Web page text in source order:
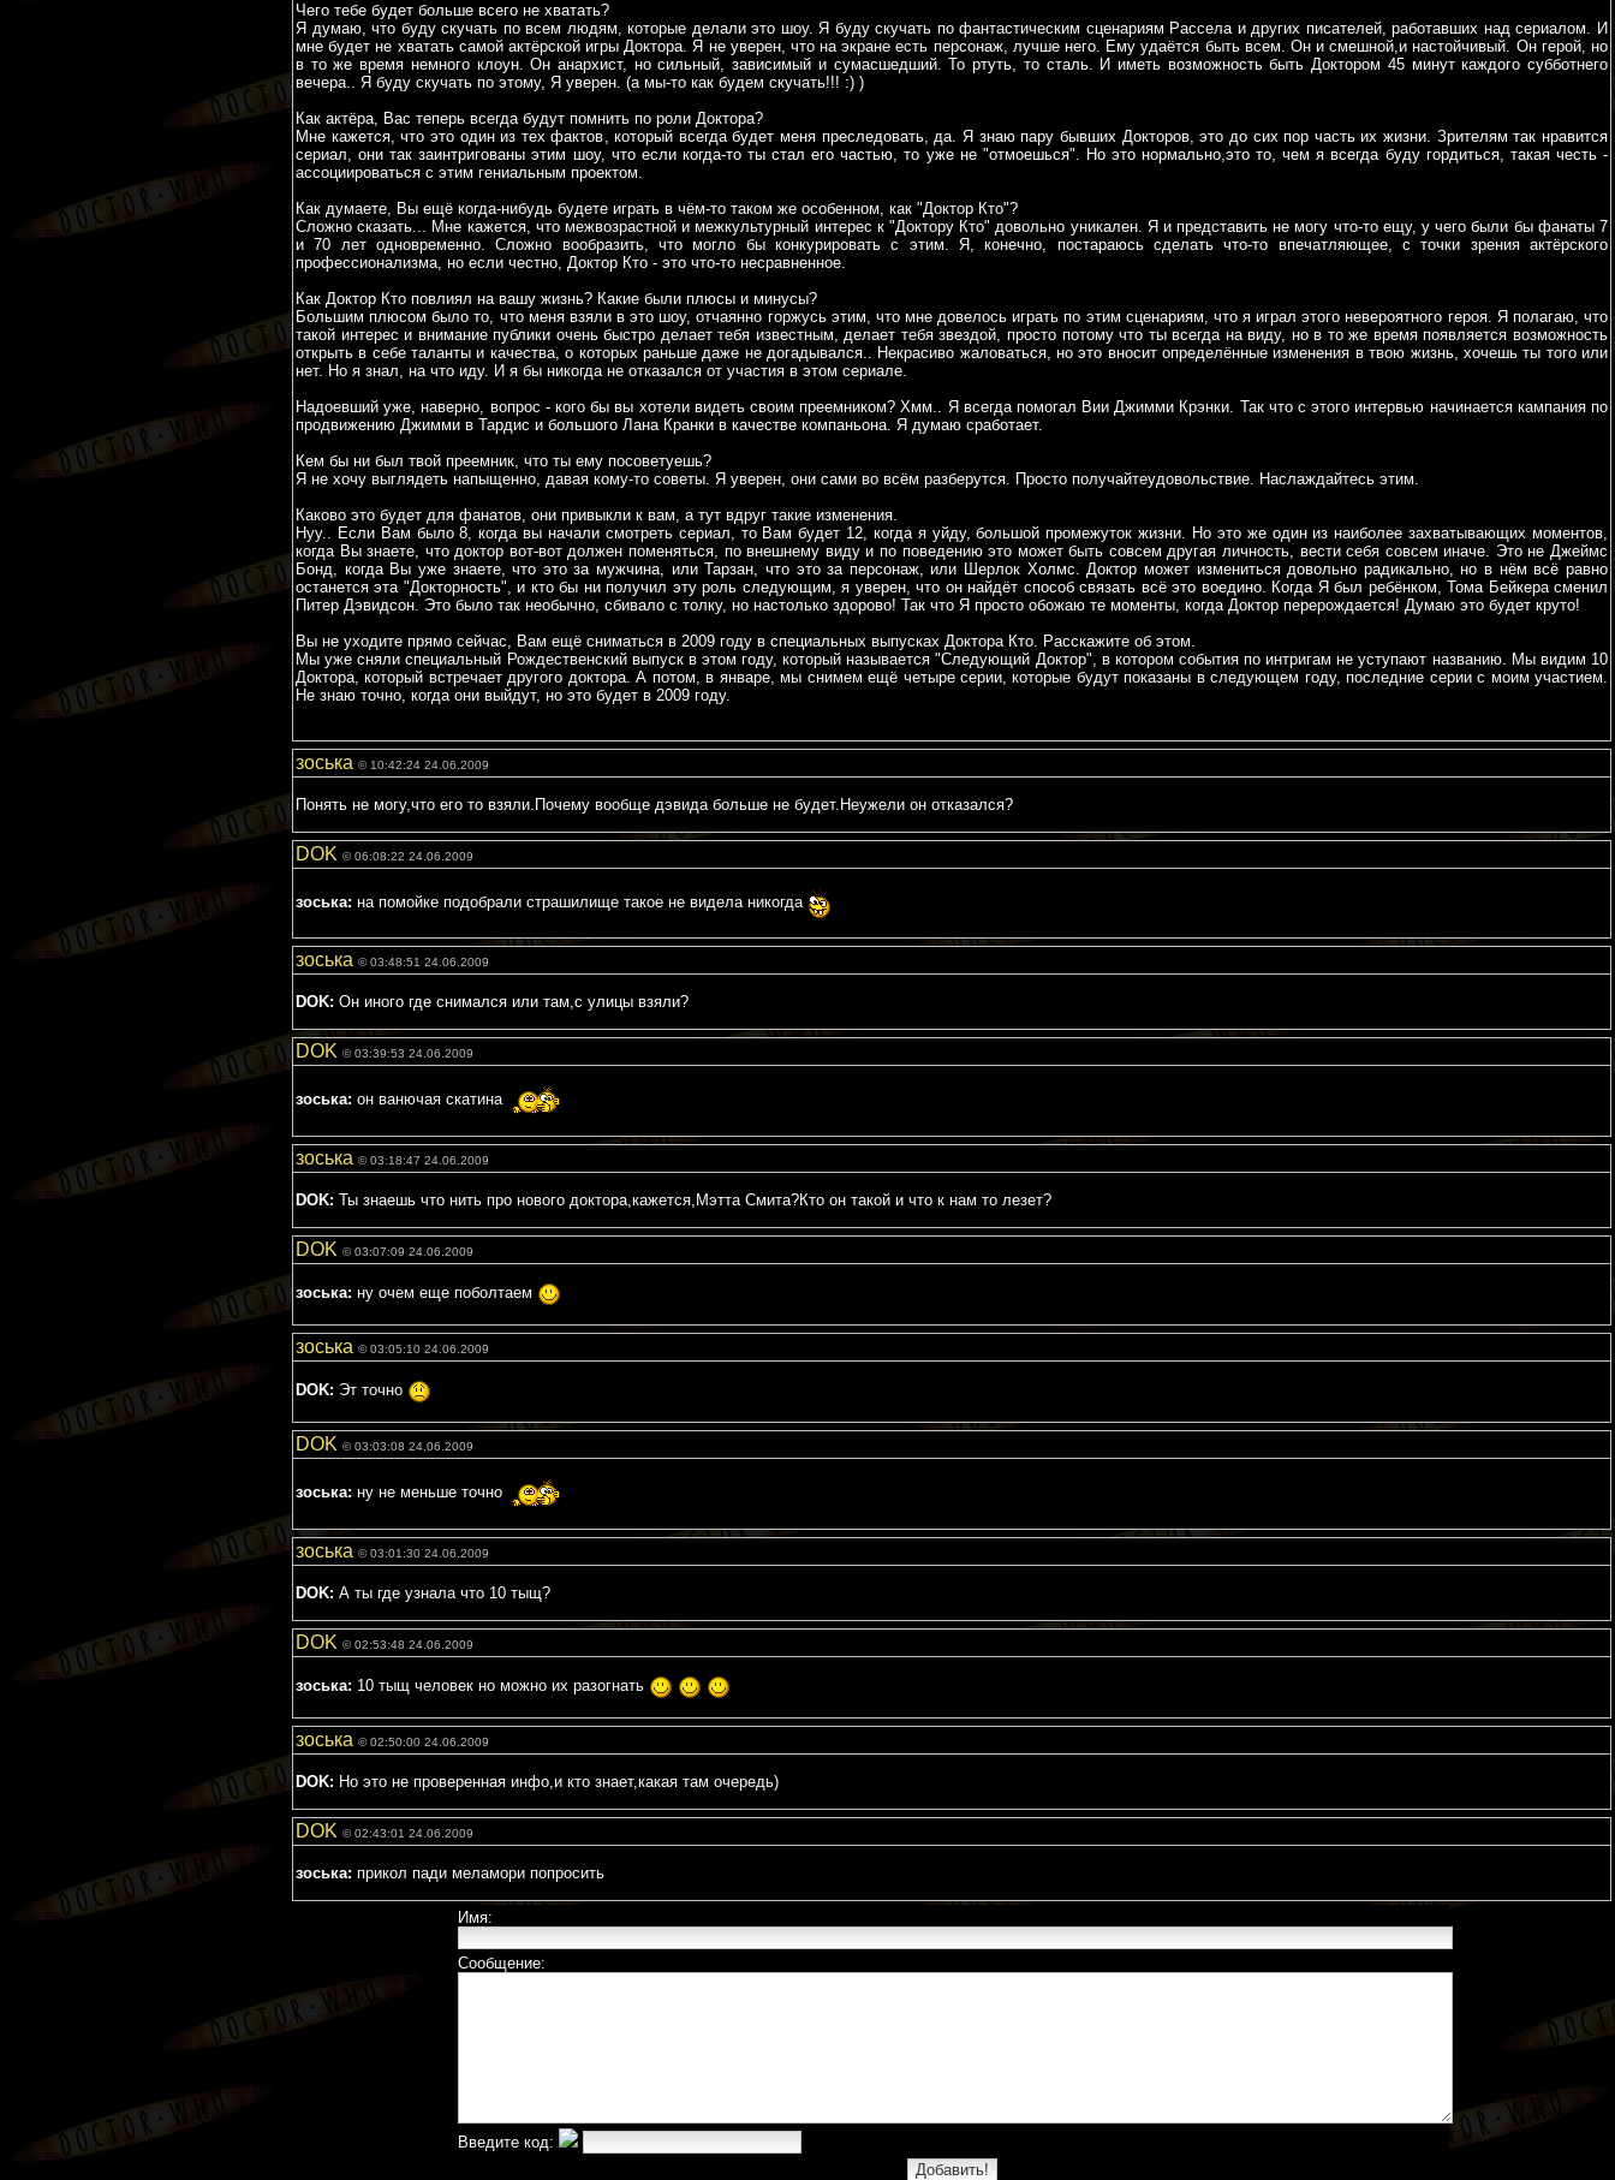
Чего тебе будет больше всего не хватать?
Я думаю, что буду скучать по всем людям, которые делали это шоу. Я буду скучать по фантастическим сценариям Рассела и других писателей, работавших над сериалом. И
мне будет не хватать самой актёрской игры Доктора. Я не уверен, что на экране есть персонаж, лучше него. Ему удаётся быть всем. Он и смешной,и настойчивый. Он герой, но
в то же время немного клоун. Он анархист, но сильный, зависимый и сумасшедший. То ртуть, то сталь. И иметь возможность быть Доктором 45 минут каждого субботнего
вечера.. Я буду скучать по этому, Я уверен. (а мы-то как будем скучать!!! :) )
Как актёра, Вас теперь всегда будут помнить по роли Доктора?
Мне кажется, что это один из тех фактов, который всегда будет меня преследовать, да. Я знаю пару бывших Докторов, это до сих пор часть их жизни. Зрителям так нравится
сериал, они так заинтригованы этим шоу, что если когда-то ты стал его частью, то уже не "отмоешься". Но это нормально,это то, чем я всегда буду гордиться, такая честь -
ассоциироваться с этим гениальным проектом.
Как думаете, Вы ещё когда-нибудь будете играть в чём-то таком же особенном, как "Доктор Кто"?
Сложно сказать... Мне кажется, что межвозрастной и межкультурный интерес к "Доктору Кто" довольно уникален. Я и представить не могу что-то ещу, у чего были бы фанаты 7
и 70 лет одновременно. Сложно вообразить, что могло бы конкурировать с этим. Я, конечно, постараюсь сделать что-то впечатляющее, с точки зрения актёрского
профессионализма, но если честно, Доктор Кто - это что-то несравненное.
Как Доктор Кто повлиял на вашу жизнь? Какие были плюсы и минусы?
Большим плюсом было то, что меня взяли в это шоу, отчаянно горжусь этим, что мне довелось играть по этим сценариям, что я играл этого невероятного героя. Я полагаю, что
такой интерес и внимание публики очень быстро делает тебя известным, делает тебя звездой, просто потому что ты всегда на виду, но в то же время появляется возможность
открыть в себе таланты и качества, о которых раньше даже не догадывался.. Некрасиво жаловаться, но это вносит определённые изменения в твою жизнь, хочешь ты того или
нет. Но я знал, на что иду. И я бы никогда не отказался от участия в этом сериале.
Надоевший уже, наверно, вопрос - кого бы вы хотели видеть своим преемником? Хмм.. Я всегда помогал Вии Джимми Крэнки. Так что с этого интервью начинается кампания по
продвижению Джимми в Тардис и большого Лана Кранки в качестве компаньона. Я думаю сработает.
Кем бы ни был твой преемник, что ты ему посоветуешь?
Я не хочу выглядеть напыщенно, давая кому-то советы. Я уверен, они сами во всём разберутся. Просто получайтеудовольствие. Наслаждайтесь этим.
Каково это будет для фанатов, они привыкли к вам, а тут вдруг такие изменения.
Нуу.. Если Вам было 8, когда вы начали смотреть сериал, то Вам будет 12, когда я уйду, большой промежуток жизни. Но это же один из наиболее захватывающих моментов,
когда Вы знаете, что доктор вот-вот должен поменяться, по внешнему виду и по поведению это может быть совсем другая личность, вести себя совсем иначе. Это не Джеймс
Бонд, когда Вы уже знаете, что это за мужчина, или Тарзан, что это за персонаж, или Шерлок Холмс. Доктор может измениться довольно радикально, но в нём всё равно
останется эта "Докторность", и кто бы ни получил эту роль следующим, я уверен, что он найдёт способ связать всё это воедино. Когда Я был ребёнком, Тома Бейкера сменил
Питер Дэвидсон. Это было так необычно, сбивало с толку, но настолько здорово! Так что Я просто обожаю те моменты, когда Доктор перерождается! Думаю это будет круто!
Вы не уходите прямо сейчас, Вам ещё сниматься в 2009 году в специальных выпусках Доктора Кто. Расскажите об этом.
Мы уже сняли специальный Рождественский выпуск в этом году, который называется "Следующий Доктор", в котором события по интригам не уступают названию. Мы видим 10
Доктора, который встречает другого доктора. А потом, в январе, мы снимем ещё четыре серии, которые будут показаны в следующем году, последние серии с моим участием.
Не знаю точно, когда они выйдут, но это будет в 2009 году.
зоська © 10:42:24 24.06.2009
Понять не могу,что его то взяли.Почему вообще дэвида больше не будет.Неужели он отказался?
DOK © 06:08:22 24.06.2009
зоська: на помойке подобрали страшилище такое не видела никогда
зоська © 03:48:51 24.06.2009
DOK: Он иного где снимался или там,с улицы взяли?
DOK © 03:39:53 24.06.2009
зоська: он ванючая скатина
зоська © 03:18:47 24.06.2009
DOK: Ты знаешь что нить про нового доктора,кажется,Мэтта Смита?Кто он такой и что к нам то лезет?
DOK © 03:07:09 24.06.2009
зоська: ну очем еще поболтаем
зоська © 03:05:10 24.06.2009
DOK: Эт точно
DOK © 03:03:08 24.06.2009
зоська: ну не меньше точно
зоська © 03:01:30 24.06.2009
DOK: А ты где узнала что 10 тыщ?
DOK © 02:53:48 24.06.2009
зоська: 10 тыщ человек но можно их разогнать
зоська © 02:50:00 24.06.2009
DOK: Но это не проверенная инфо,и кто знает,какая там очередь)
DOK © 02:43:01 24.06.2009
зоська: прикол пади меламори попросить
Имя:
Сообщение:
Введите код: